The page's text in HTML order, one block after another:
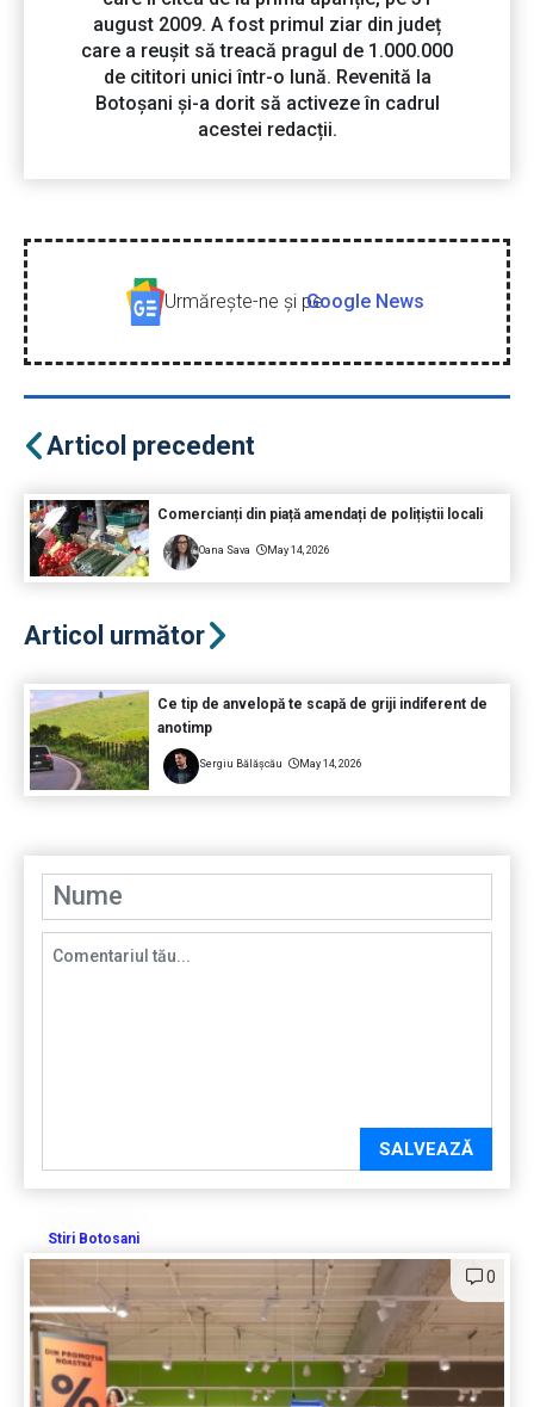
august 2009. A fost primul ziar din județ
care a reușit să treacă pragul de 1.000.000
de cititori unici într-o lună. Revenită la
Botoșani și-a dorit să activeze în cadrul
acestei redacții.
Urmăreşte-ne şi peGoogle News
Articol precedent
Comercianți din piață amendați de polițiștii locali
Oana Sava May 14, 2026
Articol următor
Ce tip de anvelopă te scapă de griji indiferent de
anotimp
Sergiu Bălășcău May 14, 2026
SALVEAZĂ
Stiri Botosani
0